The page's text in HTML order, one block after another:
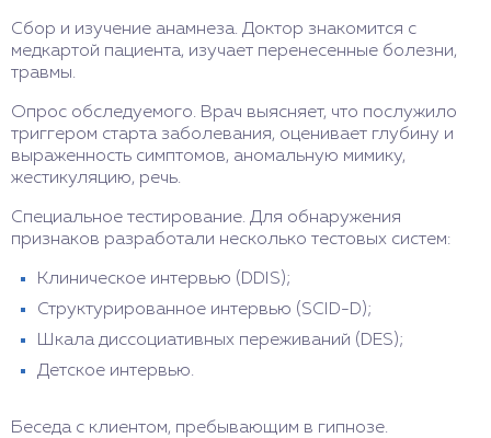
Сбор и изучение анамнеза. Доктор знакомится с
медкартой пациента, изучает перенесенные болезни,
травмы.
Опрос обследуемого. Врач выясняет, что послужило
триггером старта заболевания, оценивает глубину и
выраженность симптомов, аномальную мимику,
жестикуляцию, речь.
Специальное тестирование. Для обнаружения
признаков разработали несколько тестовых систем:
Клиническое интервью (DDIS);
Структурированное интервью (SCID-D);
Шкала диссоциативных переживаний (DES);
Детское интервью.
Беседа с клиентом, пребывающим в гипнозе.